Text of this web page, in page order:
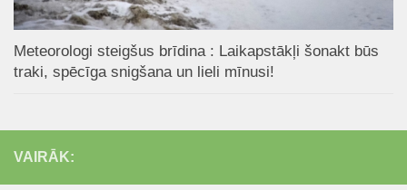
Meteorologi steigšus brīdina : Laikapstākļi šonakt būs
traki, spēcīga snigšana un lieli mīnusi!
VAIRĀK: